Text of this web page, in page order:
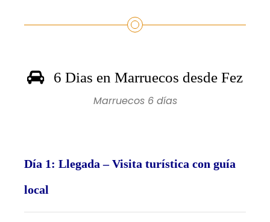
6 Dias en Marruecos desde Fez
Marruecos 6 días
Día 1: Llegada – Visita turística con guía
local